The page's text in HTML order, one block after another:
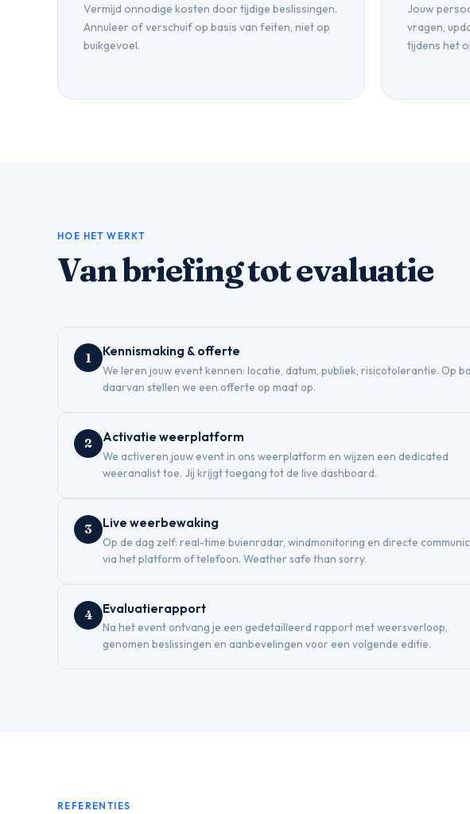
Vermijd onnodige kosten door tijdige beslissingen.
Annuleer of verschuif op basis van feiten, niet op
buikgevoel.
Jouw
vragen,
tijdens het
HOE HET WERKT
Van briefing tot evaluatie
1 Kennismaking & offerte
We leren jouw event kennen: locatie, datum, publiek, risicotolerantie. Op
daarvan stellen we een offerte op maat op.
2 Activatie weerplatform
We activeren jouw event in ons weerplatform en wijzen een dedicated
weeranalist toe. Jij krijgt toegang tot de live dashboard.
3 Live weerbewaking
Op de dag zelf: real-time buienradar, windmonitoring en directe
via het platform of telefoon. Weather safe than sorry.
4 Evaluatierapport
Na het event ontvang je een gedetailleerd rapport met weersverloop,
genomen beslissingen en aanbevelingen voor een volgende editie.
REFERENTIES